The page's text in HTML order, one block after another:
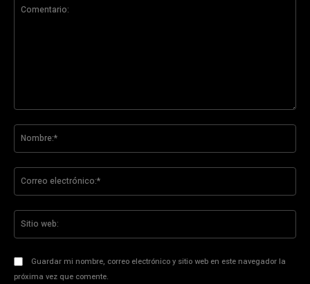
Guardar mi nombre, correo electrónico y sitio web en este navegador la
próxima vez que comente.